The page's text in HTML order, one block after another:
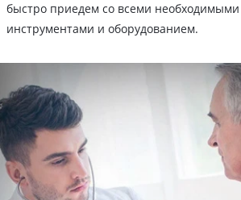
быстро приедем со всеми
инструментами и оборудованием.